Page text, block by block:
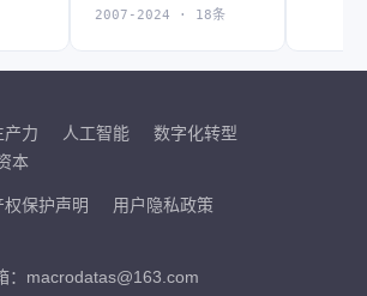
2007-2024 · 18条
产力 人工智能
数字化转型
本
权保护声明
用户隐私政策
：macrodatas@163.com